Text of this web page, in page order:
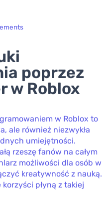
poprzez
w Roblox
w Roblox to
ale również niezwykła
umiejętności.
rzeszę fanów na całym
możliwości dla osób w
kreatywność z nauką.
płyną z takiej